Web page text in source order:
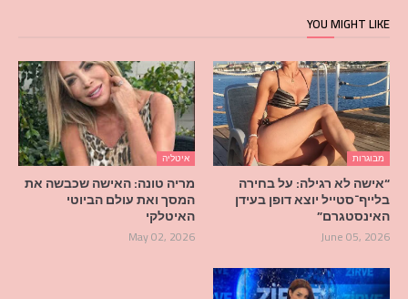
YOU MIGHT LIKE
מבוגרות
“אישה לא רגילה: על בחירה
בלייף־סטייל יוצא דופן בעידן
האינסטגרם”
June 05, 2026
איטליה
מריה טונה: האישה שכבשה את
המסך ואת עולם הביוטי
האיטלקי
May 02, 2026